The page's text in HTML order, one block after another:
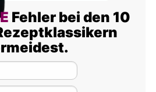
Fehler bei den 10